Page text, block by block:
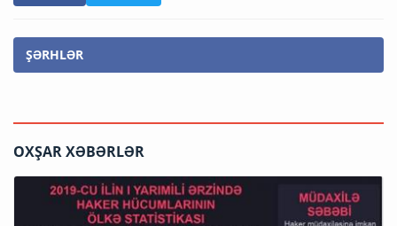
ŞƏRHLƏR
OXŞAR XƏBƏRLƏR